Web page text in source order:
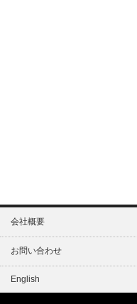
会社概要
お問い合わせ
English